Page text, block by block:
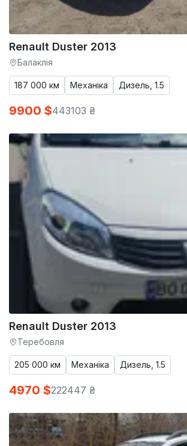
Renault Duster 2013
Балаклія
187 000 км Механіка Дизель, 1.5
9900 $443103 ₴
Renault Duster 2013
Теребовля
205 000 км Механіка Дизель, 1.5
4970 $222447 ₴